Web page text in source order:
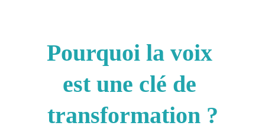
Pourquoi la voix
est une clé de
transformation ?